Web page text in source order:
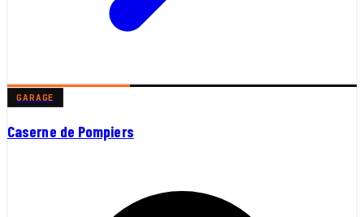
GARAGE
Caserne de Pompiers